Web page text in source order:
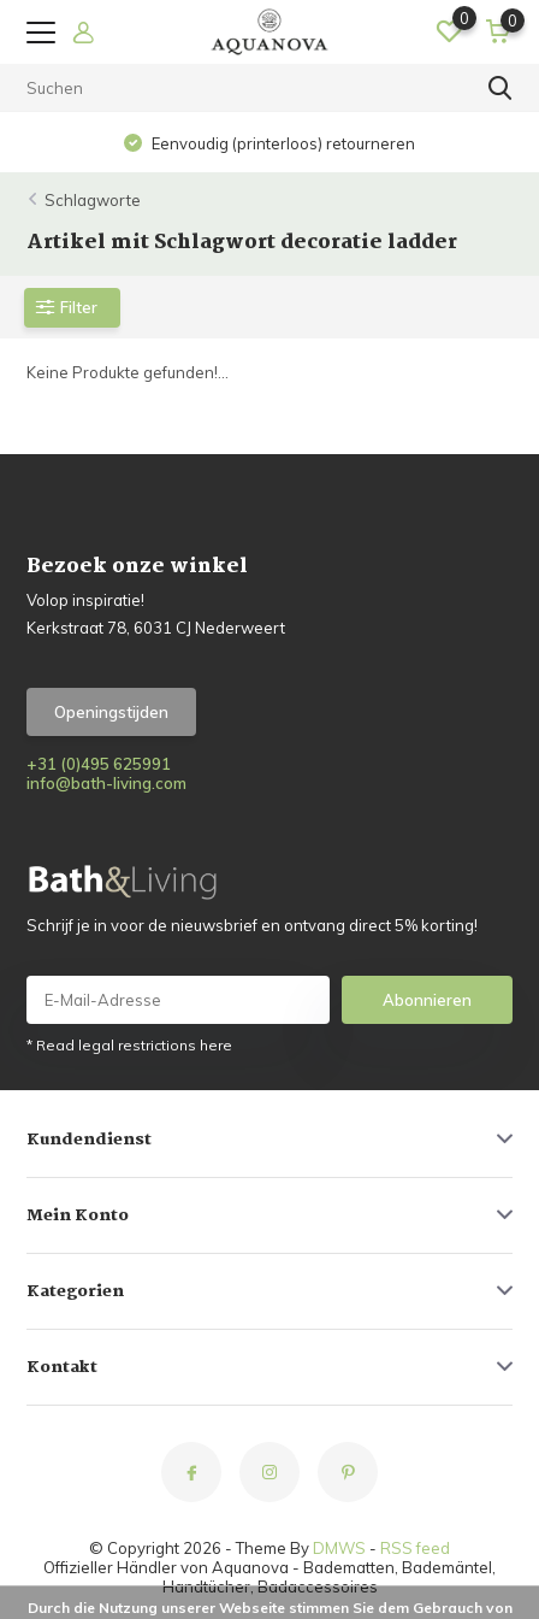
0 0
Eenvoudig (printerloos) retourneren
Schlagworte
Artikel mit Schlagwort decoratie ladder
Filter
Keine Produkte gefunden!...
Bezoek onze winkel
Volop inspiratie!
Kerkstraat 78, 6031 CJ Nederweert
Openingstijden
+31 (0)495 625991
info@bath-living.com
Schrijf je in voor de nieuwsbrief en ontvang direct 5% korting!
Abonnieren
* Read legal restrictions here
Kundendienst
Mein Konto
Kategorien
Kontakt
© Copyright 2026 - Theme By DMWS - RSS feed
Offizieller Händler von Aquanova - Badematten, Bademäntel,
Handtücher, Badaccessoires
Durch die Nutzung unserer Webseite stimmen Sie dem Gebrauch von